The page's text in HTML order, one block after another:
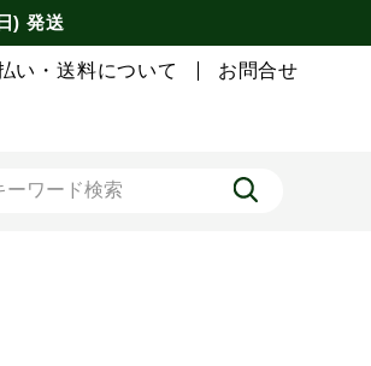
) 発送
い・送料について お問合せ